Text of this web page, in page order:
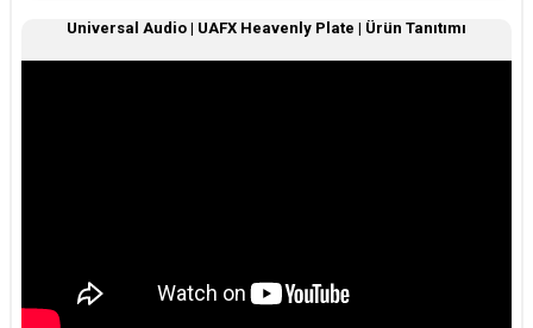
Universal Audio | UAFX Heavenly Plate | Ürün Tanıtımı